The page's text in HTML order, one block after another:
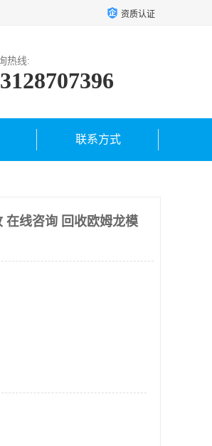
资质认证
热线:
联系方式
在线咨询 回收欧姆龙模